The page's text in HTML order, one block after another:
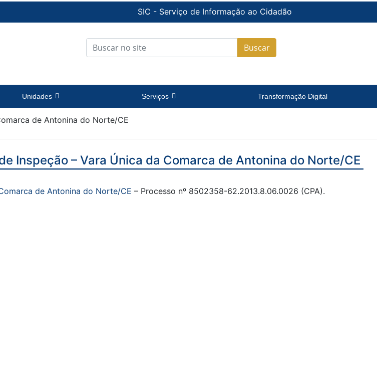
SIC - Serviço de Informação ao Cidadão
Buscar
Unidades Serviços Transformação Digital
de Antonina do Norte/CE
Inspeção – Vara Única da Comarca de Antonina do Norte/CE
de Antonina do Norte/CE – Processo nº 8502358-62.2013.8.06.0026 (CPA).